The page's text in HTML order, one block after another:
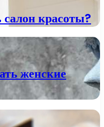
салон красоты?
женские